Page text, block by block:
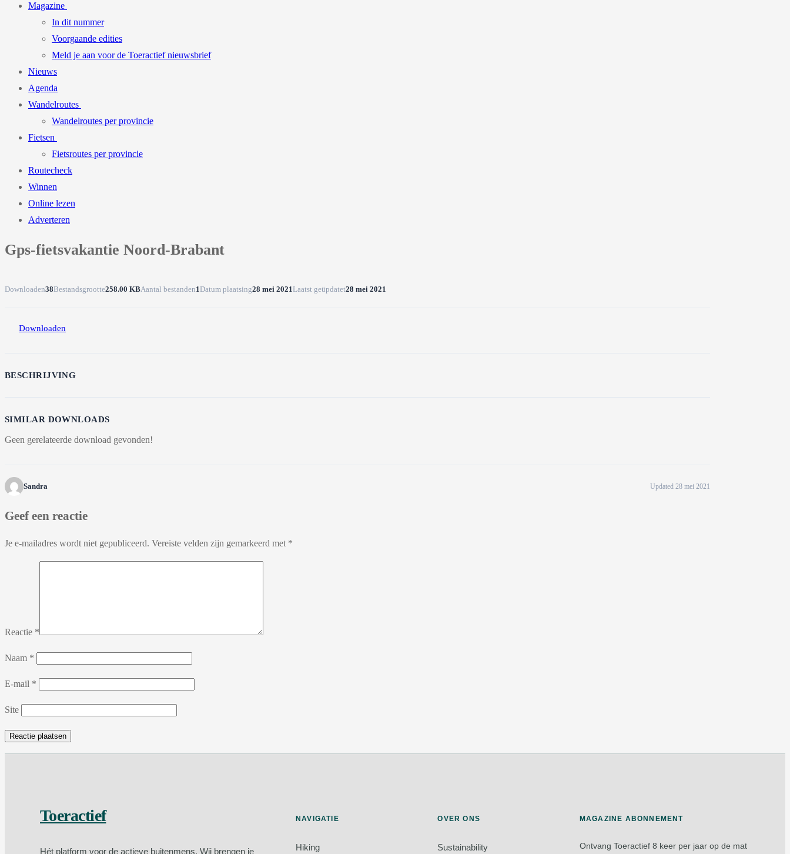
Magazine
In dit nummer
Voorgaande edities
Meld je aan voor de Toeractief nieuwsbrief
Nieuws
Agenda
Wandelroutes
Wandelroutes per provincie
Fietsen
Fietsroutes per provincie
Routecheck
Winnen
Online lezen
Adverteren
Gps-fietsvakantie Noord-Brabant
Downloaden38Bestandsgrootte258.00 KBAantal bestanden1Datum plaatsing28 mei 2021Laatst geüpdatet28 mei 2021
Downloaden
BESCHRIJVING
SIMILAR DOWNLOADS
Geen gerelateerde download gevonden!
Sandra Updated 28 mei 2021
Geef een reactie
Je e-mailadres wordt niet gepubliceerd. Vereiste velden zijn gemarkeerd met *
Reactie *
Naam *
E-mail *
Site
Toeractief
Hét platform voor de actieve buitenmens. Wij brengen je
NAVIGATIE
Hiking
OVER ONS
Sustainability
MAGAZINE ABONNEMENT
Ontvang Toeractief 8 keer per jaar op de mat